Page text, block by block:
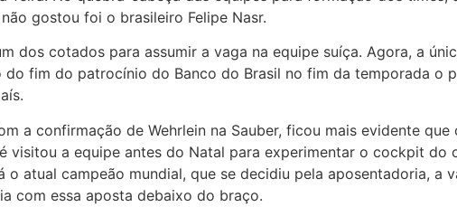
gostou foi o brasileiro Felipe Nasr.
dos cotados para assumir a vaga na equipe suíça. Agora, a
fim do patrocínio do Banco do Brasil no fim da temporada o
a confirmação de Wehrlein na Sauber, ficou mais evidente que
visitou a equipe antes do Natal para experimentar o cockpit do
atual campeão mundial, que se decidiu pela aposentadoria, a
com essa aposta debaixo do braço.